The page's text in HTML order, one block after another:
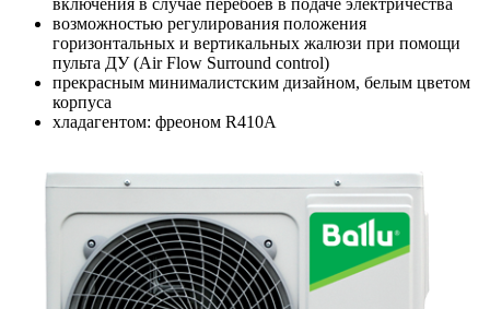
включения в случае перебоев в подаче электричества
возможностью регулирования положения
горизонтальных и вертикальных жалюзи при помощи
пульта ДУ (Air Flow Surround control)
прекрасным минималистским дизайном, белым цветом
корпуса
хладагентом: фреоном R410A